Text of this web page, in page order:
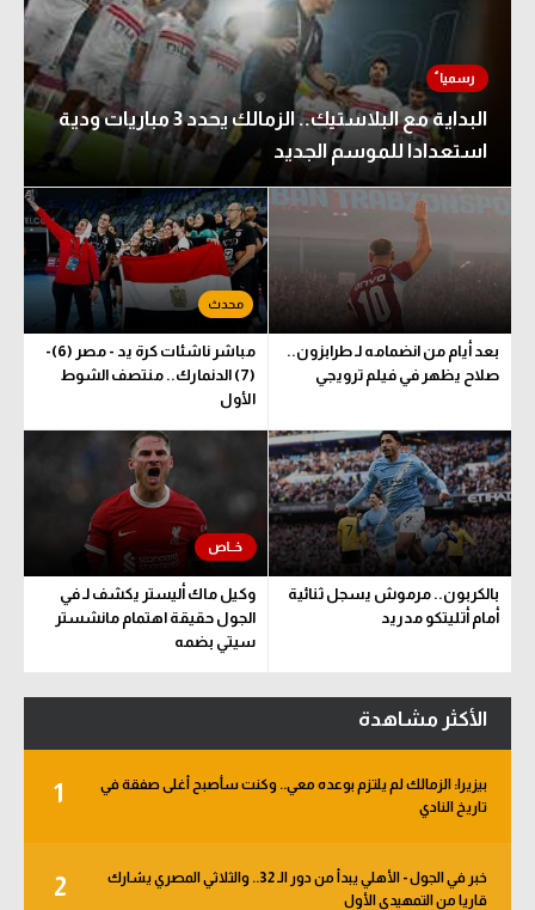
البداية مع البلاستيك.. الزمالك يحدد 3 مباريات ودية
استعدادا للموسم الجديد
بعد أيام من انضمامه لـ طرابزون..
صلاح يظهر في فيلم ترويجي
مباشر ناشئات كرة يد - مصر (6)-
(7) الدنمارك.. منتصف الشوط
الأول
بالكربون.. مرموش يسجل ثنائية
أمام أتليتكو مدريد
وكيل ماك أليستر يكشف لـ في
الجول حقيقة اهتمام مانشستر
سيتي بضمه
الأكثر مشاهدة
1
بيزيرا: الزمالك لم يلتزم بوعده معي.. وكنت سأصبح أغلى صفقة في
تاريخ النادي
2
خبر في الجول - الأهلي يبدأ من دور الـ 32.. والثلاثي المصري يشارك
قاريا من التمهيدي الأول